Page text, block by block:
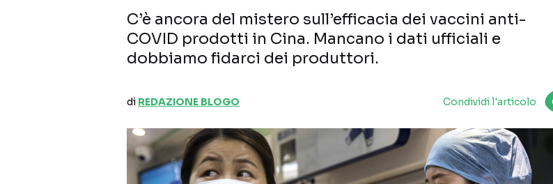
C’è ancora del mistero sull’efficacia dei vaccini anti-
COVID prodotti in Cina. Mancano i dati ufficiali e
dobbiamo fidarci dei produttori.
di REDAZIONE BLOGO Condividi l'articolo